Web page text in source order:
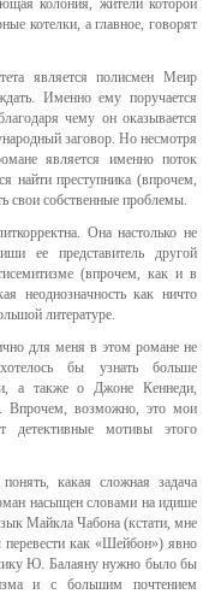
колония, жители которой
котелки, а главное, говорят
является полисмен Меир
Именно ему поручается
чему он оказывается
заговор. Но несмотря
является именно поток
найти преступника (впрочем,
свои собственные проблемы.
Она настолько не
ее представитель другой
(впрочем, как и в
неоднозначность как ничто
литературе.
для меня в этом романе не
бы узнать больше
а также о Джоне Кеннеди,
Впрочем, возможно, это мои
мотивы этого
какая сложная задача
насыщен словами на идише
Майкла Чабона (кстати, мне
как «Шейбон») явно
Ю. Балаяну нужно было бы
и с большим почтением